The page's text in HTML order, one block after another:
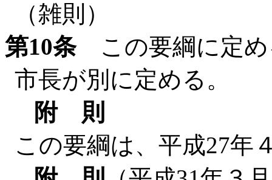
（雑則）
第10条この要綱に定め
市長が別に定める。
附 則
この要綱は、平成27年